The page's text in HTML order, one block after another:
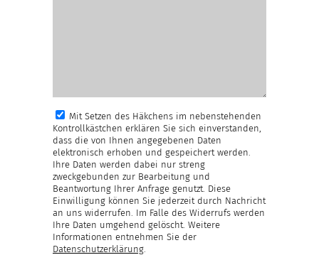
Mit Setzen des Häkchens im nebenstehenden
Kontrollkästchen erklären Sie sich einverstanden,
dass die von Ihnen angegebenen Daten
elektronisch erhoben und gespeichert werden.
Ihre Daten werden dabei nur streng
zweckgebunden zur Bearbeitung und
Beantwortung Ihrer Anfrage genutzt. Diese
Einwilligung können Sie jederzeit durch Nachricht
an uns widerrufen. Im Falle des Widerrufs werden
Ihre Daten umgehend gelöscht. Weitere
Informationen entnehmen Sie der
Datenschutzerklärung